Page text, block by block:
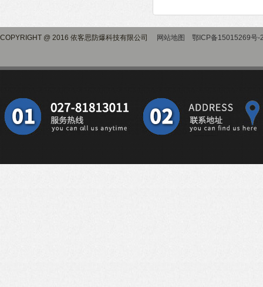
COPYRIGHT @ 2016 依客思防爆科技有限公司 网站地图 鄂ICP备15015269号-